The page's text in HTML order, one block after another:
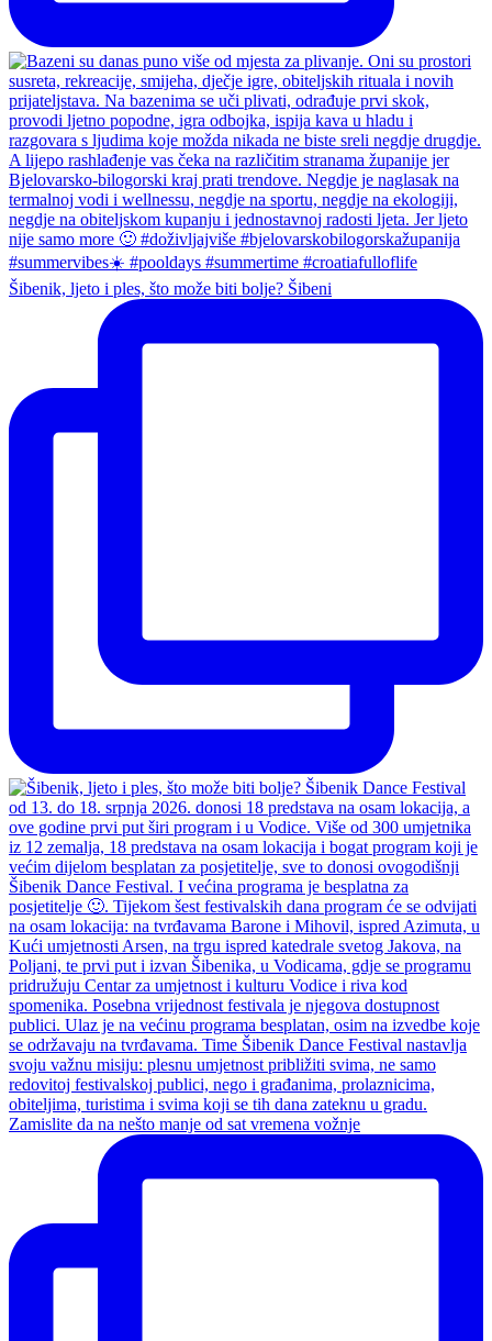
Šibenik, ljeto i ples, što može biti bolje? Šibeni
Zamislite da na nešto manje od sat vremena vožnje